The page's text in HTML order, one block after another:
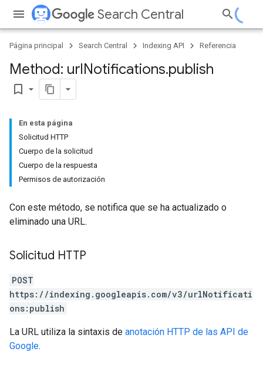
Search Central
Página principal Search Central Indexing API Referencia
Method: urlNotifications.publish
bookmark_border
En esta página
Solicitud HTTP
Cuerpo de la solicitud
Cuerpo de la respuesta
Permisos de autorización
Con este método, se notifica que se ha actualizado o
eliminado una URL.
Solicitud HTTP
POST
https://indexing.googleapis.com/v3/urlNotificati
ons:publish
La URL utiliza la sintaxis de anotación HTTP de las API de
Google.